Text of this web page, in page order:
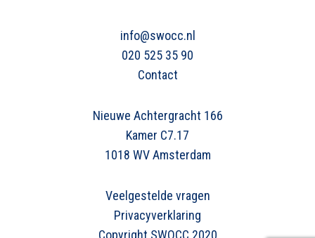
info@swocc.nl
020 525 35 90
Contact
Nieuwe Achtergracht 166
Kamer C7.17
1018 WV Amsterdam
Veelgestelde vragen
Privacyverklaring
Copyright SWOCC 2020